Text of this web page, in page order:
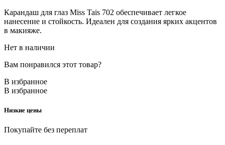
Карандаш для глаз Miss Tais 702 обеспечивает легкое
нанесение и стойкость. Идеален для создания ярких акцентов
в макияже.
Нет в наличии
Вам понравился этот товар?
В избранное
В избранное
Низкие цены
Покупайте без переплат